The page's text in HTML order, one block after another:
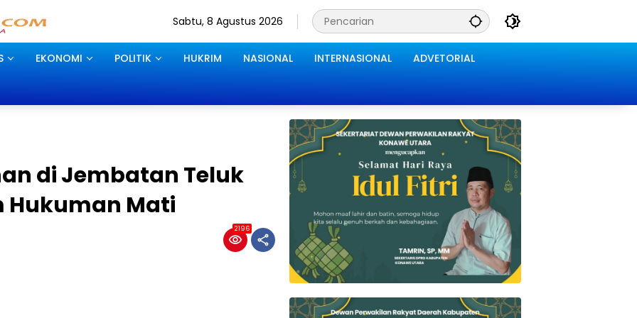
Sabtu, 8 Agustus 2026
EKONOMI POLITIK HUKRIM NASIONAL INTERNASIONAL ADVETORIAL
di Jembatan Teluk
Hukuman Mati
2196